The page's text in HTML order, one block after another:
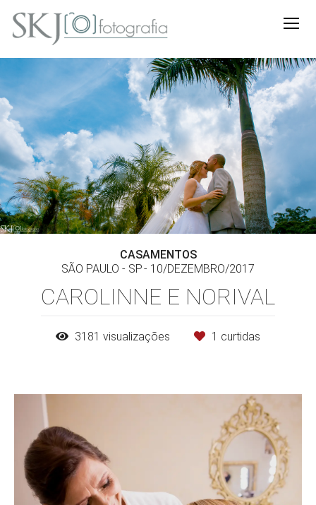
CASAMENTOS
SÃO PAULO - SP
10/DEZEMBRO/2017
CAROLINNE E NORIVAL
3181 visualizações 1 curtidas